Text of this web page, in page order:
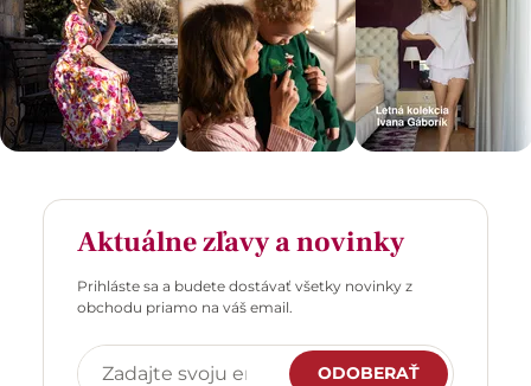
Aktuálne zľavy a novinky
Prihláste sa a budete dostávať všetky novinky z
obchodu priamo na váš email.
ODOBERAŤ